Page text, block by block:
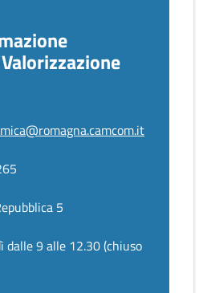
5
dalle 9 alle 12.30 (chiuso